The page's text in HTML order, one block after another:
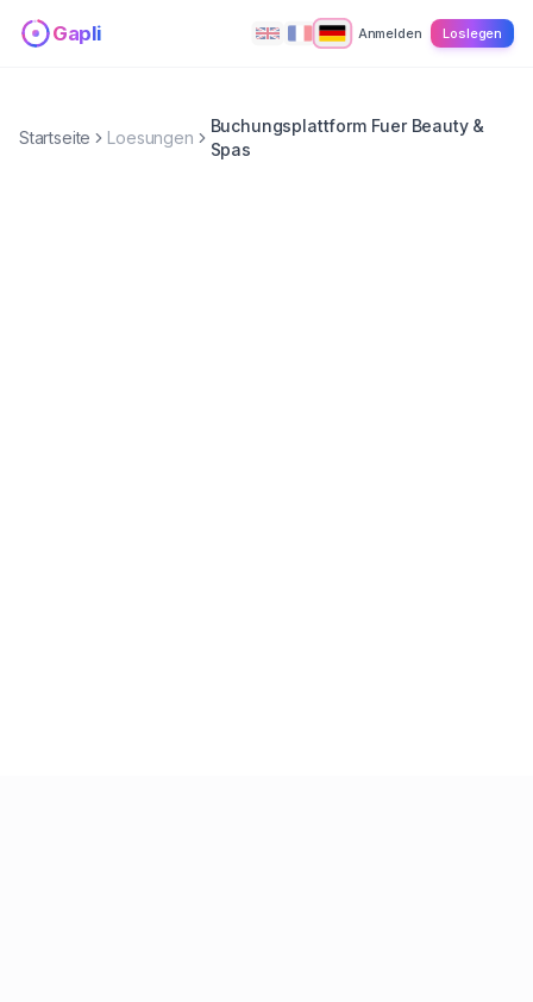
Zum Hauptinhalt springen
Gapli
Anmelden Loslegen
Startseite Loesungen
Buchungsplattform Fuer Beauty &
Spas